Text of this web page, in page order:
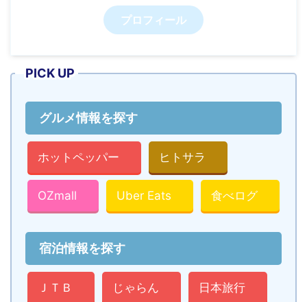
プロフィール
PICK UP
グルメ情報を探す
ホットペッパー ヒトサラ
OZmall Uber Eats 食べログ
宿泊情報を探す
ＪＴＢ じゃらん 日本旅行